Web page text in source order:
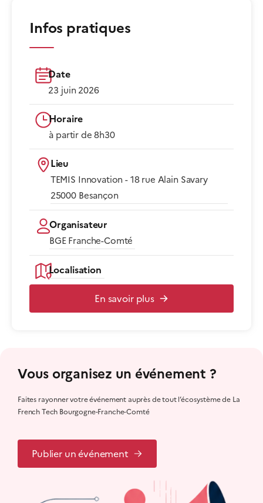
Infos pratiques
Date
23 juin 2026
Horaire
à partir de 8h30​
Lieu
TEMIS Innovation - 18 rue Alain Savary
25000 Besançon​
Organisateur
BGE Franche-Comté
Localisation
En savoir plus
Vous organisez un événement ?
Faites rayonner votre événement auprès de tout l’écosystème de La
French Tech Bourgogne-Franche-Comté
Publier un événement